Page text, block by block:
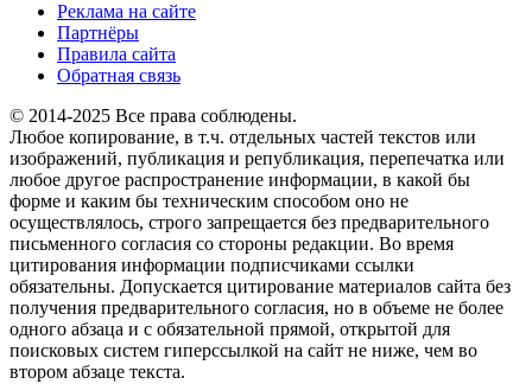
Реклама на сайте
Партнёры
Правила сайта
Обратная связь
© 2014-2025 Все права соблюдены.
Любое копирование, в т.ч. отдельных частей текстов или
изображений, публикация и републикация, перепечатка или
любое другое распространение информации, в какой бы
форме и каким бы техническим способом оно не
осуществлялось, строго запрещается без предварительного
письменного согласия со стороны редакции. Во время
цитирования информации подписчиками ссылки
обязательны. Допускается цитирование материалов сайта без
получения предварительного согласия, но в объеме не более
одного абзаца и с обязательной прямой, открытой для
поисковых систем гиперссылкой на сайт не ниже, чем во
втором абзаце текста.